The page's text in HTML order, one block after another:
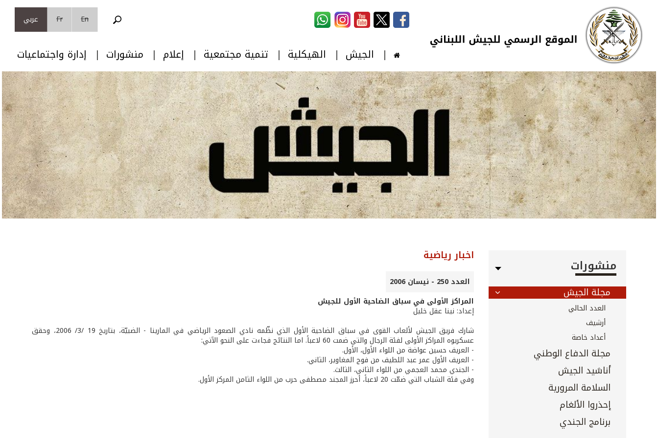
تجاوز إلى المحتوى الرئيسي
Skip to navigation
En
Fr عربي
الجيش الهيكلية تنمية مجتمعية إعلام منشورات إدارة واجتماعيات
منشورات
مجلة الجيش
العدد الحالي
أرشيف
أعداد خاصة
مجلة الدفاع الوطني
أناشيد الجيش
السلامة المرورية
إحذروا الألغام
برنامج الجندي
اخبار رياضية
العدد 250 - نيسان 2006
المراكز الأولى في سباق الضاحية الأول للجيش
إعداد: نينا عقل خليل
شارك فريق الجيش لألعاب القوى في سباق الضاحية الأول الذي نظّمه نادي الصعود الرياضي في المارينا - الضبيّة، بتاريخ 19 /3/ 2006، وحقق
عسكريوه المراكز الأولى لفئة الرجال والتي ضمت 60 لاعباً. اما النتائج فجاءت على النحو الآتي:
- العريف حسين عواضة من اللواء الأول، الأول.
- العريف الأول عمر عبد اللطيف من فوج المغاوير، الثاني.
- الجندي محمد العجمي من اللواء الثاني، الثالث.
وفي فئة الشباب التي ضمّت 20 لاعباً، أحرز المجند مصطفى حرب من اللواء الثامن المركز الأول.